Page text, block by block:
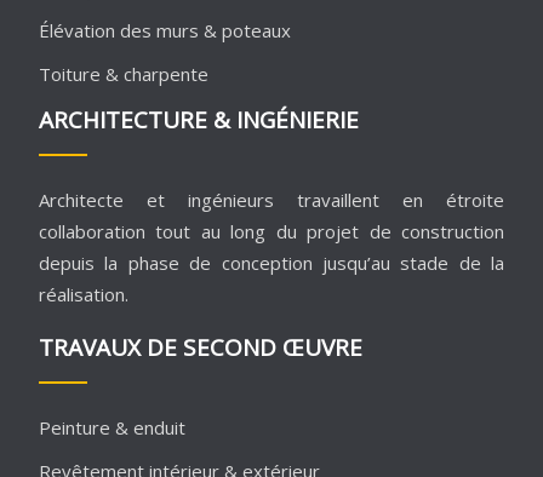
Élévation des murs & poteaux
Toiture & charpente
ARCHITECTURE & INGÉNIERIE
Architecte et ingénieurs travaillent en étroite
collaboration tout au long du projet de construction
depuis la phase de conception jusqu’au stade de la
réalisation.
TRAVAUX DE SECOND ŒUVRE
Peinture & enduit
Revêtement intérieur & extérieur